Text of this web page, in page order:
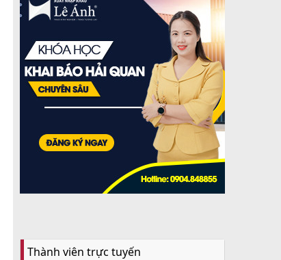
Thành viên trực tuyến